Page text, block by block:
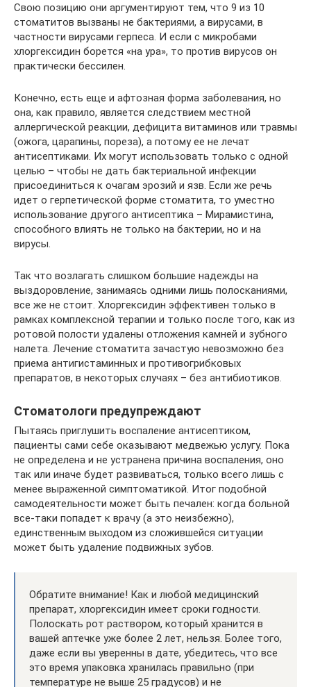
Свою позицию они аргументируют тем, что 9 из 10
стоматитов вызваны не бактериями, а вирусами, в
частности вирусами герпеса. И если с микробами
хлоргексидин борется «на ура», то против вирусов он
практически бессилен.
Конечно, есть еще и афтозная форма заболевания, но
она, как правило, является следствием местной
аллергической реакции, дефицита витаминов или травмы
(ожога, царапины, пореза), а потому ее не лечат
антисептиками. Их могут использовать только с одной
целью – чтобы не дать бактериальной инфекции
присоединиться к очагам эрозий и язв. Если же речь
идет о герпетической форме стоматита, то уместно
использование другого антисептика – Мирамистина,
способного влиять не только на бактерии, но и на
вирусы.
Так что возлагать слишком большие надежды на
выздоровление, занимаясь одними лишь полосканиями,
все же не стоит. Хлоргексидин эффективен только в
рамках комплексной терапии и только после того, как из
ротовой полости удалены отложения камней и зубного
налета. Лечение стоматита зачастую невозможно без
приема антигистаминных и противогрибковых
препаратов, в некоторых случаях – без антибиотиков.
Стоматологи предупреждают
Пытаясь приглушить воспаление антисептиком,
пациенты сами себе оказывают медвежью услугу. Пока
не определена и не устранена причина воспаления, оно
так или иначе будет развиваться, только всего лишь с
менее выраженной симптоматикой. Итог подобной
самодеятельности может быть печален: когда больной
все-таки попадет к врачу (а это неизбежно),
единственным выходом из сложившейся ситуации
может быть удаление подвижных зубов.
Обратите внимание! Как и любой медицинский
препарат, хлоргексидин имеет сроки годности.
Полоскать рот раствором, который хранится в
вашей аптечке уже более 2 лет, нельзя. Более того,
даже если вы уверенны в дате, убедитесь, что все
это время упаковка хранилась правильно (при
температуре не выше 25 градусов) и не